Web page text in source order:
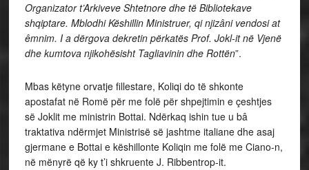
Organizator t’Arkiveve Shtetnore dhe të Bibliotekave
shqiptare. Mblodhi Këshillin Ministruer, qi njizâni vendosi at
êmnim. I a dërgova dekretin përkatës Prof. Jokl-it në Vjenë
dhe kumtova njikohësisht Tagliavinin dhe Rottën”.
Mbas këtyne orvatje fillestare, Koliqi do të shkonte
apostafat në Romë për me folë për shpejtimin e çeshtjes
së Joklit me ministrin Bottai. Ndërkaq ishin tue u bâ
traktativa ndërmjet Ministrisë së jashtme italiane dhe asaj
gjermane e Bottai e këshillonte Koliqin me folë me Ciano-n,
në mënyrë që ky t’i shkruente J. Ribbentrop-it.